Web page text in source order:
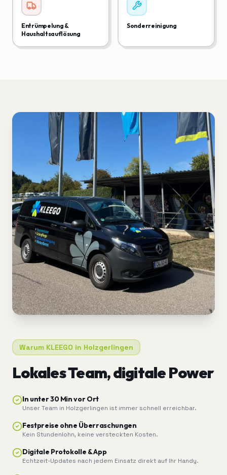
Entrümpelung &
Haushaltsauflösung
Sonderreinigung
Warum KLEEGO in Holzgerlingen
Lokales Team, digitale Power
In unter 30 Min vor Ort
Unser Team in Holzgerlingen ist immer schnell erreichbar.
Festpreise ohne Überraschungen
Kein Stundenlohn, keine versteckten Kosten.
Digitale Protokolle & App
Echtzeit-Updates nach jedem Einsatz direkt auf Ihr Handy.